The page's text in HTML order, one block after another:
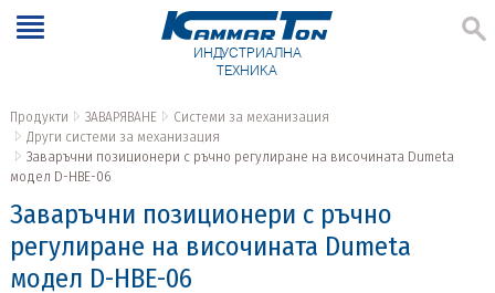
ИНДУСТРИАЛНА
ТЕХНИКА
Продукти ЗАВАРЯВАНЕ
Системи за механизация
Други системи за механизация
Заваръчни позиционери с ръчно регулиране на височината Dumeta
модел D-HBE-06
Заваръчни позиционери с ръчно
регулиране на височината Dumeta
модел D-HBE-06